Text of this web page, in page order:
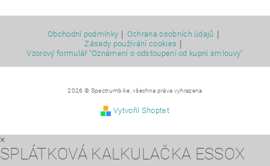
Obchodní podmínky | Ochrana osobních údajů |
Zásady používání cookies |
Vzorový formulář "Oznámení o odstoupení od kupní smlouvy"
2026 © Spectrumbike, všechna práva vyhrazena
Vytvořil Shoptet
×
SPLÁTKOVÁ KALKULAČKA ESSOX